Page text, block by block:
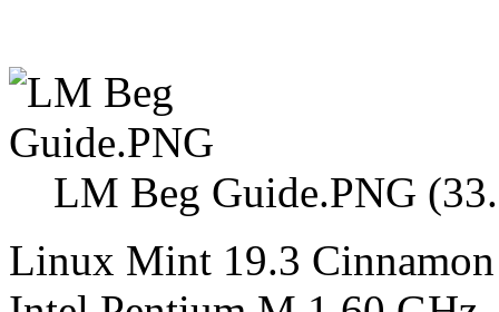
LM Beg Guide.PNG
Linux Mint 19.3